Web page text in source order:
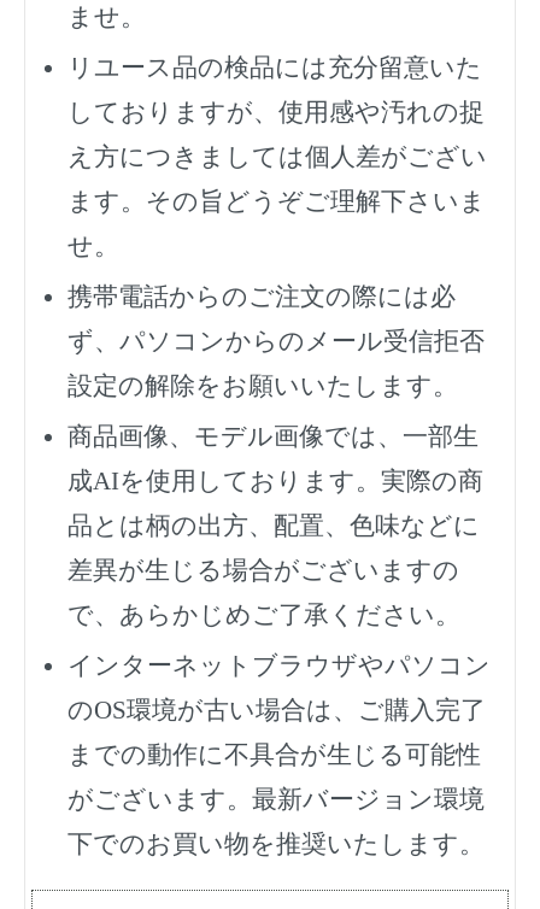
ませ。
リユース品の検品には充分留意いた
しておりますが、使用感や汚れの捉
え方につきましては個人差がござい
ます。その旨どうぞご理解下さいま
せ。
携帯電話からのご注文の際には必
ず、 パソコンからのメール受信拒否
設定の解除をお願いいたします。
商品画像、モデル画像では、一部生
成AIを使用しております。実際の商
品とは柄の出方、配置、色味などに
差異が生じる場合がございますの
で、あらかじめご了承ください。
インターネットブラウザやパソコン
のOS環境が古い場合は、ご購入完了
までの動作に不具合が生じる可能性
がございます。最新バージョン環境
下でのお買い物を推奨いたします。